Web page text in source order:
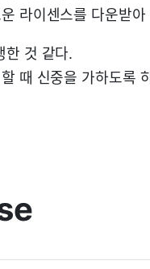
라이센스를 다운받
한 것 같다.
때 신중을 가하도록